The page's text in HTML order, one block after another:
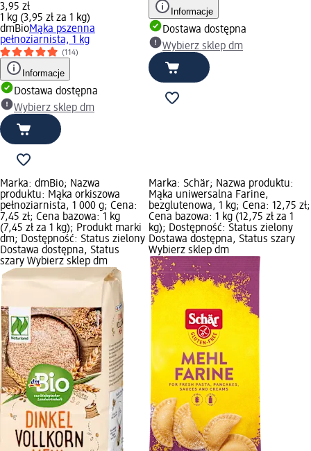
3,95 zł
1 kg (3,95 zł za 1 kg)
dmBioMąka pszenna
pełnoziarnista, 1 kg
(114)
Informacje
Dostawa dostępna
Wybierz sklep dm
Informacje
Dostawa dostępna
Wybierz sklep dm
Marka: dmBio; Nazwa
produktu: Mąka orkiszowa
pełnoziarnista, 1 000 g; Cena:
7,45 zł; Cena bazowa: 1 kg
(7,45 zł za 1 kg); Produkt marki
dm; Dostępność: Status zielony
Dostawa dostępna, Status
szary Wybierz sklep dm
Marka: Schär; Nazwa produktu:
Mąka uniwersalna Farine,
bezglutenowa, 1 kg; Cena: 12,75 zł;
Cena bazowa: 1 kg (12,75 zł za 1
kg); Dostępność: Status zielony
Dostawa dostępna, Status szary
Wybierz sklep dm